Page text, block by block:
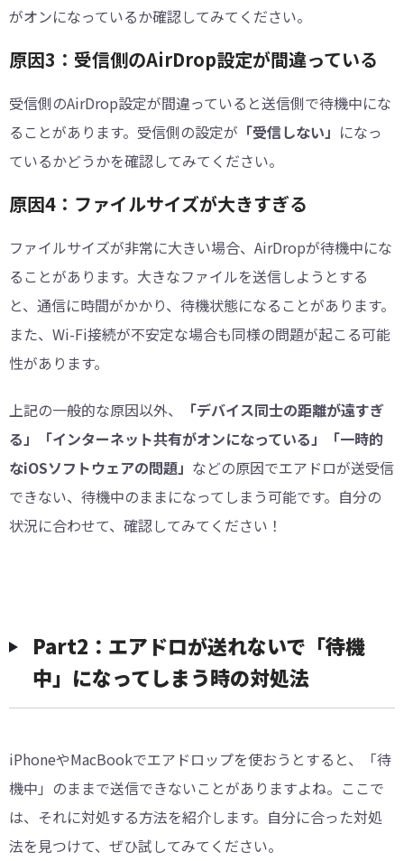
がオンになっているか確認してみてください。
原因3：受信側のAirDrop設定が間違っている
受信側のAirDrop設定が間違っていると送信側で待機中にな
ることがあります。受信側の設定が 「受信しない」 になっ
ているかどうかを確認してみてください。
原因4：ファイルサイズが大きすぎる
ファイルサイズが非常に大きい場合、AirDropが待機中にな
ることがあります。大きなファイルを送信しようとする
と、通信に時間がかかり、待機状態になることがあります。
また、Wi-Fi接続が不安定な場合も同様の問題が起こる可能
性があります。
上記の一般的な原因以外、
「デバイス同士の距離が遠すぎ
る」「インターネット共有がオンになっている」「一時的
なiOSソフトウェアの問題」 などの原因でエアドロが送受信
できない、待機中のままになってしまう可能です。自分の
状況に合わせて、確認してみてください！
Part2：エアドロが送れないで「待機
中」になってしまう時の対処法
iPhoneやMacBookでエアドロップを使おうとすると、「待
機中」のままで送信できないことがありますよね。ここで
は、それに対処する方法を紹介します。自分に合った対処
法を見つけて、ぜひ試してみてください。